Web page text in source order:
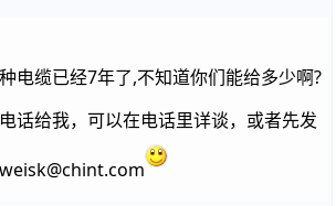
电缆已经7年了,不知道你们能给多少啊?
话给我，可以在电话里详谈，或者先发